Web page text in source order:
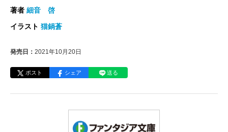
著者 細音 啓
イラスト 猫鍋蒼
発売日： 2021年10月20日
ポスト シェア 送る